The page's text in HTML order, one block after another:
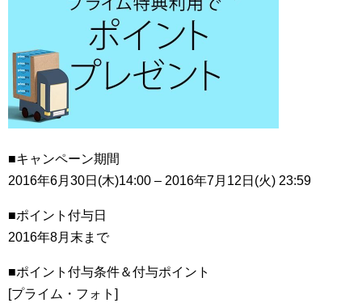
■キャンペーン期間
2016年6月30日(木)14:00 – 2016年7月12日(火) 23:59
■ポイント付与日
2016年8月末まで
■ポイント付与条件＆付与ポイント
[プライム・フォト]